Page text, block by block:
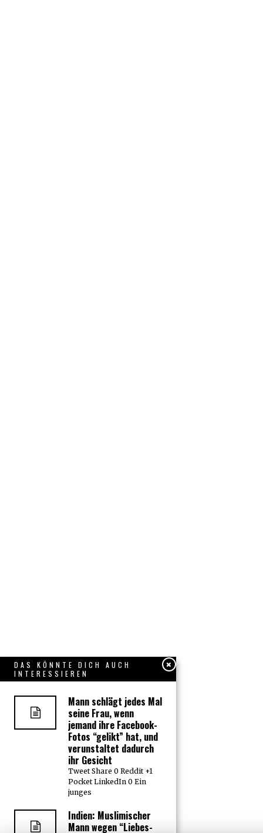
DAS KÖNNTE DICH AUCH
INTERESSIEREN
Mann schlägt jedes Mal
seine Frau, wenn
jemand ihre Facebook-
Fotos “gelikt” hat, und
verunstaltet dadurch
ihr Gesicht
Tweet Share 0 Reddit +1
Pocket LinkedIn 0 Ein
junges
Indien: Muslimischer
Mann wegen “Liebes-